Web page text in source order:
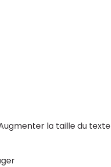
la taille du texte